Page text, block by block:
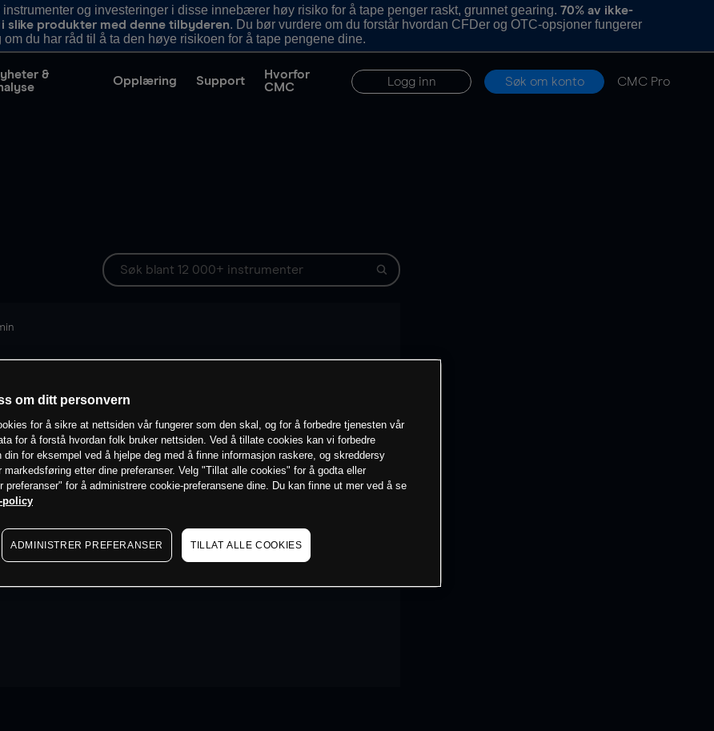
og investeringer i disse innebærer høy risiko for å tape penger raskt, grunnet gearing.70% av ikke-
slike produkter med denne tilbyderen. Du bør vurdere om du forstår hvordan CFDer og OTC-opsjoner fungerer
om du har råd til å ta den høye risikoen for å tape pengene dine.
&
Opplæring Support
Hvorfor
CMC
Logg inn Søk om konto CMC Pro
om ditt personvern
for å sikre at nettsiden vår fungerer som den skal, og for å forbedre tjenesten vår
for å forstå hvordan folk bruker nettsiden. Ved å tillate cookies kan vi forbedre
din for eksempel ved å hjelpe deg med å finne informasjon raskere, og skreddersy
markedsføring etter dine preferanser. Velg "Tillat alle cookies" for å godta eller
preferanser" for å administrere cookie-preferansene dine. Du kan finne ut mer ved å se
policy
ADMINISTRER PREFERANSER TILLAT ALLE COOKIES